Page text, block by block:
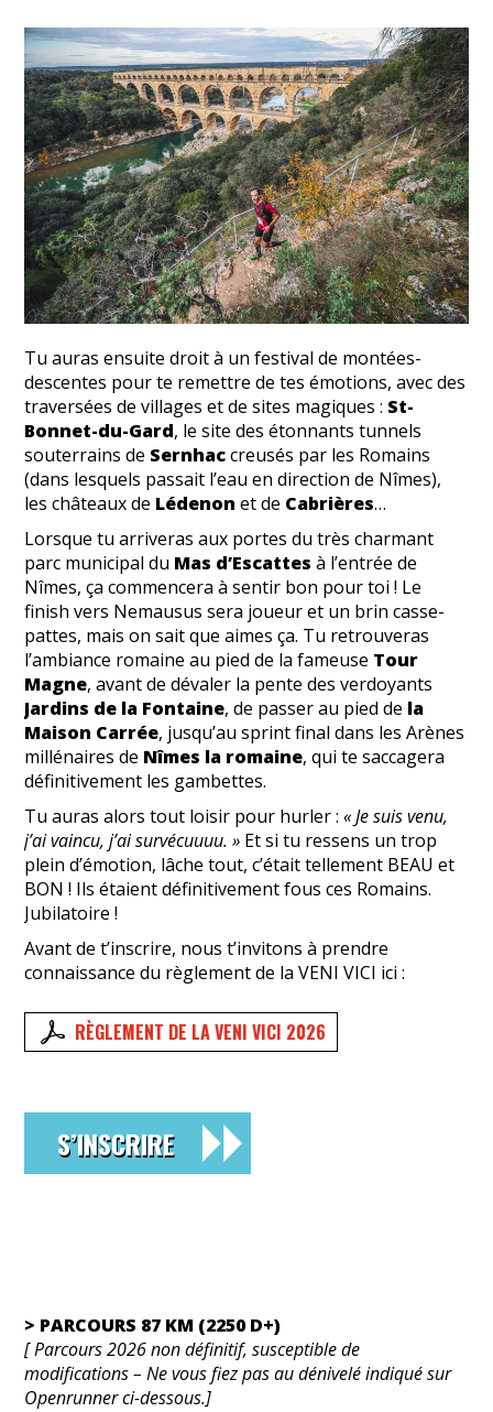
Tu auras ensuite droit à un festival de montées-
descentes pour te remettre de tes émotions, avec des
traversées de villages et de sites magiques : St-
Bonnet-du-Gard, le site des étonnants tunnels
souterrains de Sernhaccreusés par les Romains
(dans lesquels passait l’eau en direction de Nîmes),
les châteaux de Lédenon et de Cabrières…
Lorsque tu arriveras aux portes du très charmant
parc municipal du Mas d’Escattes à l’entrée de
Nîmes, ça commencera à sentir bon pour toi ! Le
finish vers Nemausus sera joueur et un brin casse-
pattes, mais on sait que aimes ça. Tu retrouveras
l’ambiance romaine au pied de la fameuse Tour
Magne, avant de dévaler la pente des verdoyants
Jardins de la Fontaine, de passer au pied de la
Maison Carrée, jusqu’au sprint final dans les Arènes
millénaires de Nîmes la romaine, qui te saccagera
définitivement les gambettes.
Tu auras alors tout loisir pour hurler :« Je suis venu,
j’ai vaincu, j’ai survécuuuu. » Et si tu ressens un trop
plein d’émotion, lâche tout, c’était tellement BEAU et
BON ! Ils étaient définitivement fous ces Romains.
Jubilatoire !
Avant de t’inscrire, nous t’invitons à prendre
connaissance du règlement de la VENI VICI ici :
RÈGLEMENT DE LA VENI VICI 2026
S’INSCRIRE
> PARCOURS 87 KM (2250 D+)
[ Parcours 2026 non définitif, susceptible de
modifications – Ne vous fiez pas au dénivelé indiqué sur
Openrunner ci-dessous.]